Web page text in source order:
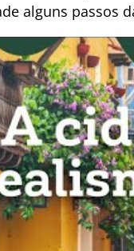
alguns passos